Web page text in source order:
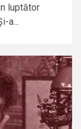
luptător
a...